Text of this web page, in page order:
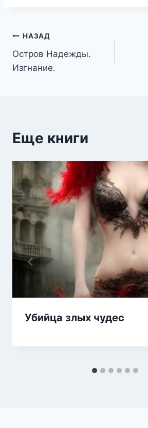
Навигация
по
НАЗАД
Остров Надежды.
Изгнание.
Еще книги
Убийца злых чудес